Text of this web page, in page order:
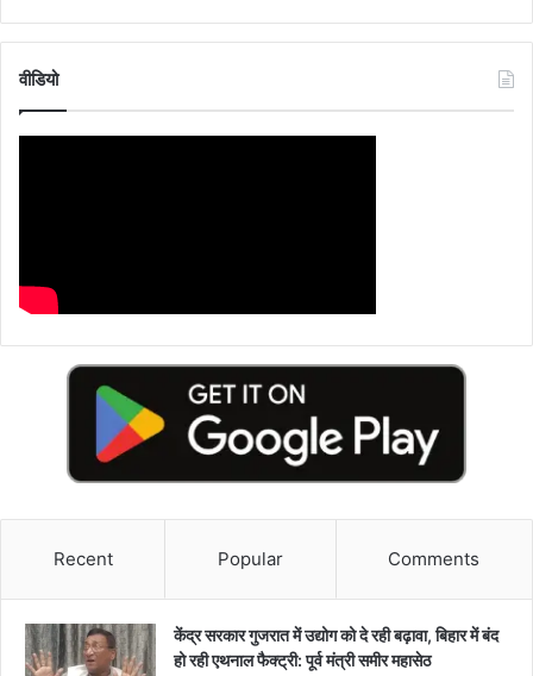
वीडियो
Recent Popular Comments
केंद्र सरकार गुजरात में उद्योग को दे रही बढ़ावा, बिहार में बंद
हो रही एथनाल फैक्ट्री: पूर्व मंत्री समीर महासेठ